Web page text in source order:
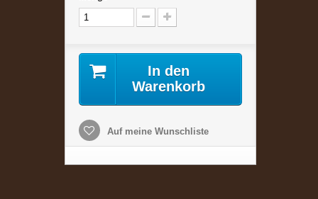
In den
Warenkorb
Auf meine Wunschliste